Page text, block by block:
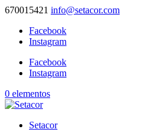
670015421 info@setacor.com
Facebook
Instagram
Facebook
Instagram
0 elementos
Setacor